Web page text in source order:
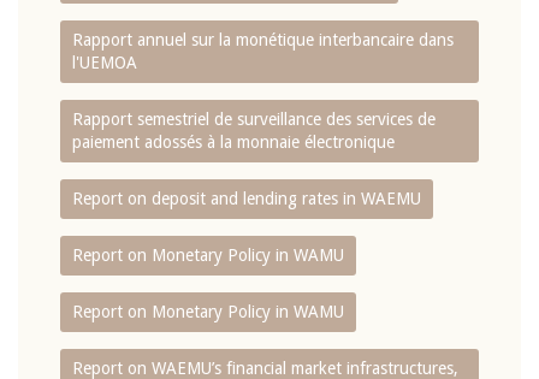
Rapport annuel sur la monétique interbancaire dans
l'UEMOA
Rapport semestriel de surveillance des services de
paiement adossés à la monnaie électronique
Report on deposit and lending rates in WAEMU
Report on Monetary Policy in WAMU
Report on Monetary Policy in WAMU
Report on WAEMU’s financial market infrastructures,